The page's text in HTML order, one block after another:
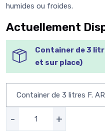
humides ou froides.
Actuellement
Container de 3
et sur place)
- +